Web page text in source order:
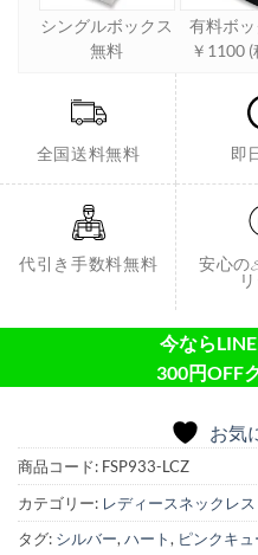
シングルボックス
無料
有料ボ
￥1100 (
全国送料無料 即
代引き手数料無料
安心の
今なら
300円OFF
お気
商品コード: FSP933-LCZ
カテゴリー: レディースネックレス
タグ: シルバー, ハート, ピンクキ